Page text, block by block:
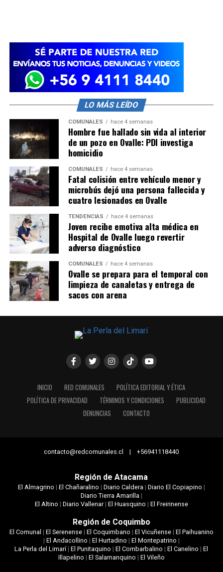
LO MÁS LEÍDO
COMUNALES hace 4 semanas
Hombre fue hallado sin vida al interior
de un pozo en Ovalle: PDI investiga
homicidio
COMUNALES hace 4 semanas
Fatal colisión entre vehículo menor y
microbús dejó una persona fallecida y
cuatro lesionados en Ovalle
TENDENCIAS hace 4 semanas
Joven recibe emotiva alta médica en
Hospital de Ovalle luego revertir
adverso diagnóstico
COMUNALES hace 4 semanas
Ovalle se prepara para el temporal con
limpieza de canaletas y entrega de
sacos con arena
INICIO RED COMUNALES
POLÍTICA EDITORIAL Y ÉTICA
POLÍTICA DE PRIVACIDAD
TÉRMINOS Y CONDICIONES
PUBLICIDAD
DENUNCIAS
CONTACTO
contacto@redcomunales.cl | +56941118440
Región de Atacama
El Almagrino | El Chañaralino | Diario Caldera | Diario El Copiapino |
Diario Tierra Amarilla |
El Altino | Diario Vallenar| El Huasquino | El Freirinense
Región de Coquimbo
El Comunal | El Serenense| El Coquimbano | El Vicuñense| El Paihuanino
| El Andacollino | El Hurtadino | El Montepatrino |
La Perla del Limarí|El Punitaquino |El Combarbalino |El Canelino |El
Illapelino | El Salamanquino | El Vileño